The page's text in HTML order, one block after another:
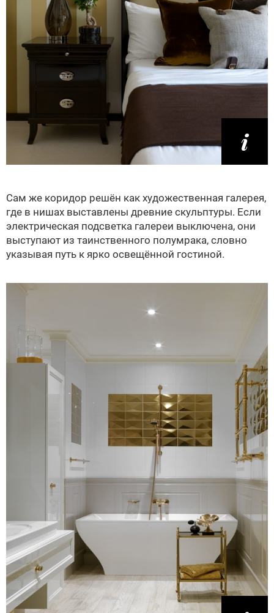
Сам же коридор решён как художественная галерея,
где в нишах выставлены древние скульптуры. Если
электрическая подсветка галереи выключена, они
выступают из таинственного полумрака, словно
указывая путь к ярко освещённой гостиной.